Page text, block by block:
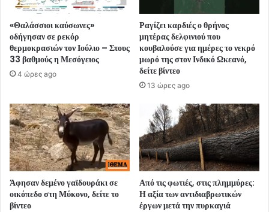
«Θαλάσσιοι καύσωνες»
οδήγησαν σε ρεκόρ
θερμοκρασιών τον Ιούλιο – Στους
33 βαθμούς η Μεσόγειος
4 ώρες ago
Ραγίζει καρδιές ο θρήνος
μητέρας δελφινιού που
κουβαλούσε για ημέρες το νεκρό
μωρό της στον Ινδικό Ωκεανό,
δείτε βίντεο
13 ώρες ago
Άφησαν δεμένο γαϊδουράκι σε
οικόπεδο στη Μύκονο, δείτε το
βίντεο
Από τις φωτιές, στις πλημμύρες:
Η αξία των αντιδιαβρωτικών
έργων μετά την πυρκαγιά